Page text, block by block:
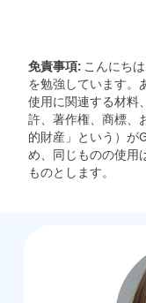
免責事項: こんにち
を勉強しています。
使用に関連する材料
許、著作権、商標、
的財産」という）が
め、同じものの使用
ものとします。